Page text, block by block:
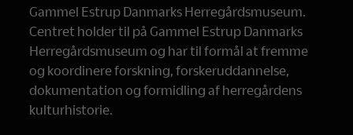
Gammel Estrup Danmarks Herregårdsmuseum.
Centret holder til på Gammel Estrup Danmarks
Herregårdsmuseum og har til formål at fremme
og koordinere forskning, forskeruddannelse,
dokumentation og formidling af herregårdens
kulturhistorie.